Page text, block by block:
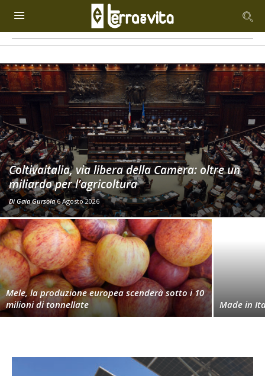
Coltivaitalia, via libera della Camera: oltre un
miliardo per l’agricoltura
DiGaia Gursola 6 Agosto 2026
Mele, la produzione europea scenderà sotto i 10
milioni di tonnellate
Made in